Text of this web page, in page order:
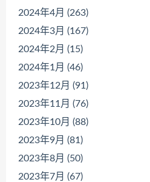
2024年4月 (263)
2024年3月 (167)
2024年2月 (15)
2024年1月 (46)
2023年12月 (91)
2023年11月 (76)
2023年10月 (88)
2023年9月 (81)
2023年8月 (50)
2023年7月 (67)